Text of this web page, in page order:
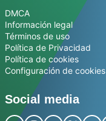
DMCA
Información legal
Términos de uso
Política de Privacidad
Política de cookies
Configuración de cookies
Social media